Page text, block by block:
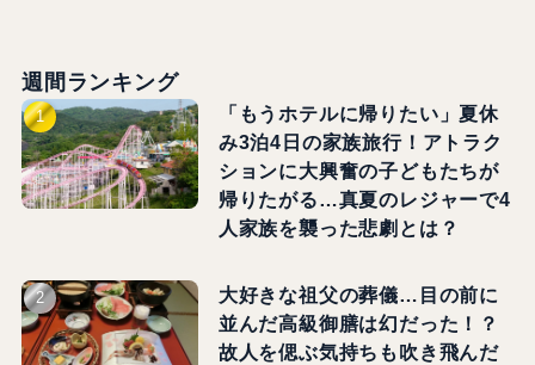
週間ランキング
「もうホテルに帰りたい」夏休
み3泊4日の家族旅行！アトラク
ションに大興奮の子どもたちが
帰りたがる…真夏のレジャーで4
人家族を襲った悲劇とは？
大好きな祖父の葬儀…目の前に
並んだ高級御膳は幻だった！？
故人を偲ぶ気持ちも吹き飛んだ